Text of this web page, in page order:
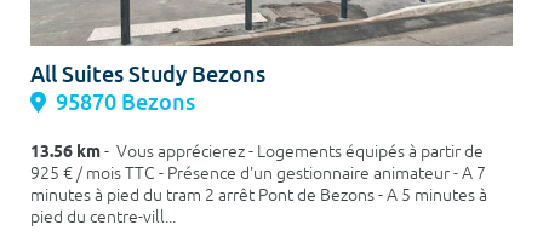
Chercher
All Suites Study Bezons
95870 Bezons
13.56 km- Vous apprécierez - Logements équipés à partir de
925 € / mois TTC - Présence d'un gestionnaire animateur - A 7
minutes à pied du tram 2 arrêt Pont de Bezons - A 5 minutes à
pied du centre-vill...